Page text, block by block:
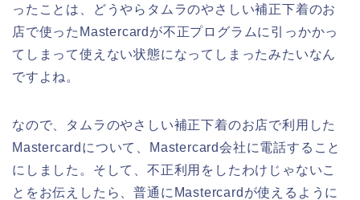
ったことは、どうやらタムラのやさしい補正下着のお
店で使ったMastercardが不正プログラムに引っかかっ
てしまって使えない状態になってしまったみたいなん
ですよね。
なので、タムラのやさしい補正下着のお店で利用した
Mastercardについて、Mastercard会社に電話すること
にしました。そして、不正利用をしたわけじゃないこ
とをお伝えしたら、普通にMastercardが使えるように